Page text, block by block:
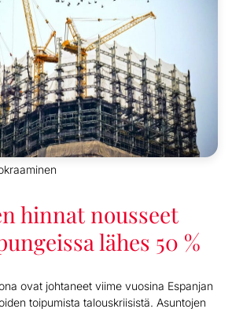
hinnat nousseet
lähes 50 %
ovat johtaneet viime vuosina Espanjan
toipumista talouskriisistä. Asuntojen